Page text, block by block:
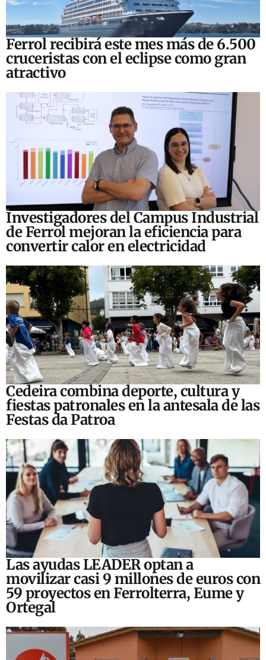
Ferrol recibirá este mes más de 6.500
cruceristas con el eclipse como gran
atractivo
Investigadores del Campus Industrial
de Ferrol mejoran la eficiencia para
convertir calor en electricidad
Cedeira combina deporte, cultura y
fiestas patronales en la antesala de las
Festas da Patroa
Las ayudas LEADER optan a
movilizar casi 9 millones de euros con
59 proyectos en Ferrolterra, Eume y
Ortegal